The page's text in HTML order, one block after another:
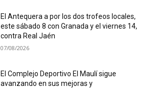
El Antequera a por los dos trofeos locales,
este sábado 8 con Granada y el viernes 14,
contra Real Jaén
07/08/2026
El Complejo Deportivo El Maulí sigue
avanzando en sus mejoras y